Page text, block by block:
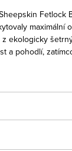
Fetlock
ekologicky
a pohodlí,